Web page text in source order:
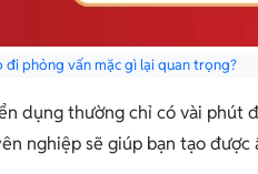
đi phỏng vấn mặc gì lại quan trọng?
dụng thường chỉ có vài phút
nghiệp sẽ giúp bạn tạo